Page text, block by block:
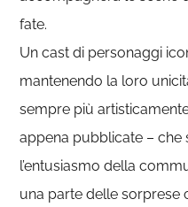
fate.
Un cast di personaggi
mantenendo la loro
sempre più
appena pubblicate – che
l’entusiasmo della
una parte delle sorprese